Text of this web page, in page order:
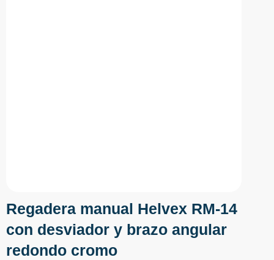
Regadera manual Helvex RM-14
con desviador y brazo angular
redondo cromo